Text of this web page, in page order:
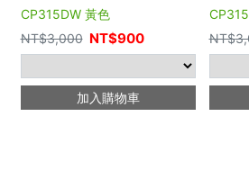
CP315DW 黃色
NT$3,000 NT$900
加入購物車
NT$